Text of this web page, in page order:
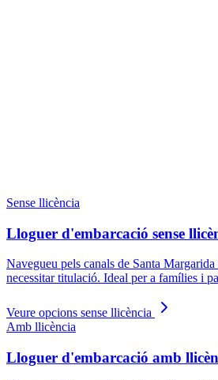
Sense llicència
Lloguer d'embarcació sense
Navegueu pels canals de Santa
necessitar titulació. Ideal per a famílies i
Veure opcions sense llicència
Amb llicència
Lloguer d'embarcació amb